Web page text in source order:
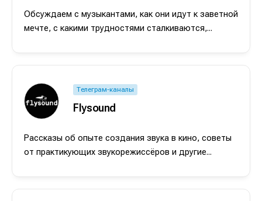
Обсуждаем с музыкантами, как они идут к заветной
мечте, с какими трудностями сталкиваются,...
Телеграм-каналы
Flysound
Рассказы об опыте создания звука в кино, советы
от практикующих звукорежиссёров и другие...